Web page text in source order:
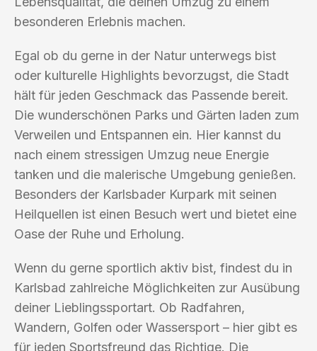
besonderen Erlebnis machen.
Egal ob du gerne in der Natur unterwegs bist
oder kulturelle Highlights bevorzugst, die Stadt
hält für jeden Geschmack das Passende bereit.
Die wunderschönen Parks und Gärten laden zum
Verweilen und Entspannen ein. Hier kannst du
nach einem stressigen Umzug neue Energie
tanken und die malerische Umgebung genießen.
Besonders der Karlsbader Kurpark mit seinen
Heilquellen ist einen Besuch wert und bietet eine
Oase der Ruhe und Erholung.
Wenn du gerne sportlich aktiv bist, findest du in
Karlsbad zahlreiche Möglichkeiten zur Ausübung
deiner Lieblingssportart. Ob Radfahren,
Wandern, Golfen oder Wassersport – hier gibt es
für jeden Sportsfreund das Richtige. Die